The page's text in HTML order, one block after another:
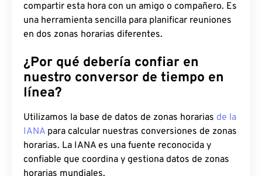
compartir esta hora con un amigo o compañero. Es
una herramienta sencilla para planificar reuniones
en dos zonas horarias diferentes.
¿Por qué debería confiar en
nuestro conversor de tiempo en
línea?
Utilizamos la base de datos de zonas horarias de la
IANA para calcular nuestras conversiones de zonas
horarias. La IANA es una fuente reconocida y
confiable que coordina y gestiona datos de zonas
horarias mundiales.